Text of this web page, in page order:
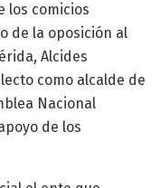
los comicios
de la oposición al
Alcides
como alcalde de
Nacional
de los